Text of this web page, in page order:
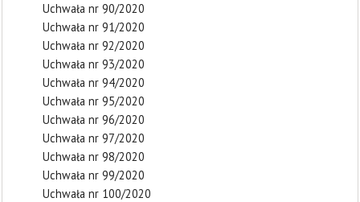
Uchwała nr 90/2020
Uchwała nr 91/2020
Uchwała nr 92/2020
Uchwała nr 93/2020
Uchwała nr 94/2020
Uchwała nr 95/2020
Uchwała nr 96/2020
Uchwała nr 97/2020
Uchwała nr 98/2020
Uchwała nr 99/2020
Uchwała nr 100/2020